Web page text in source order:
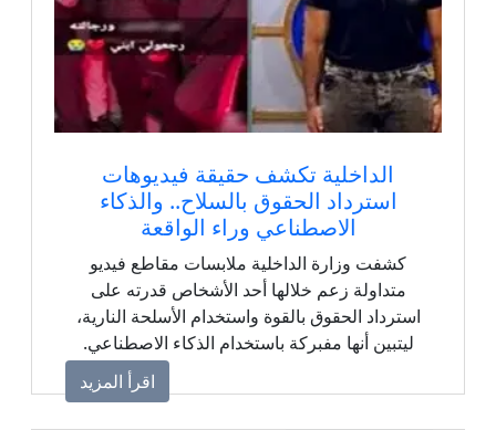
الداخلية تكشف حقيقة فيديوهات
استرداد الحقوق بالسلاح.. والذكاء
الاصطناعي وراء الواقعة
كشفت وزارة الداخلية ملابسات مقاطع فيديو
متداولة زعم خلالها أحد الأشخاص قدرته على
استرداد الحقوق بالقوة واستخدام الأسلحة النارية،
ليتبين أنها مفبركة باستخدام الذكاء الاصطناعي.
اقرأ المزيد